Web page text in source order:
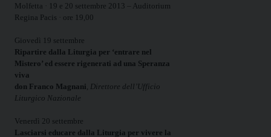
Molfetta · 19 e 20 settembre 2013 – Auditorium
Regina Pacis · ore 19,00
Giovedì 19 settembre
Ripartire dalla Liturgia per ‘entrare nel
Mistero’ ed essere rigenerati ad una Speranza
viva
don Franco Magnani, Direttore dell’Ufficio
Liturgico Nazionale
Venerdì 20 settembre
Lasciarsi educare dalla Liturgia per vivere la